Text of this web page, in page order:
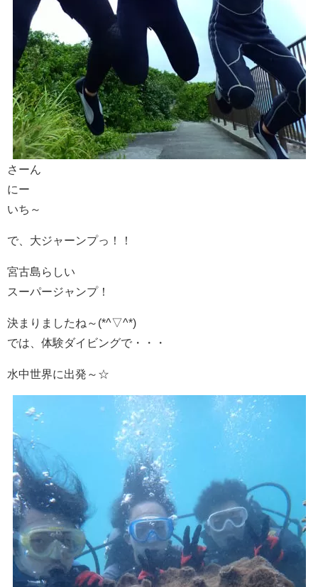
さーん
にー
いち～
で、大ジャーンプっ！！
宮古島らしい
スーパージャンプ！
決まりましたね～(*^▽^*)
では、体験ダイビングで・・・
水中世界に出発～☆